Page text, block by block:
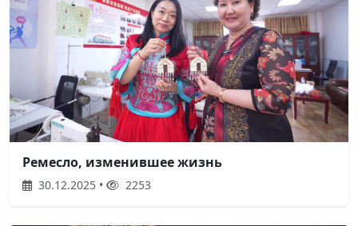
Ремесло, изменившее жизнь
30.12.2025 • 2253